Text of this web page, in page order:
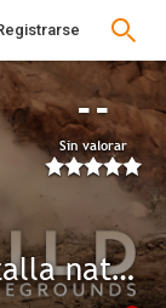
--
Sin valorar
Campos de batalla naturales